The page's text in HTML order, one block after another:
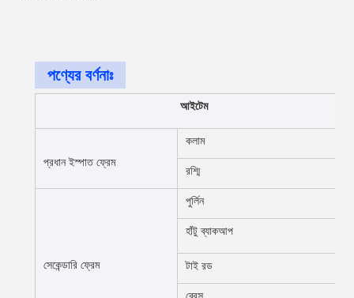
পণ্যের বর্ণনাঃ
আইটেম
প্রধান ইস্পাত ফ্রেম
কলাম
রশ্মি
সেকেন্ডারি ফ্রেম
পুর্লিন
হাঁটু ব্যাকআপ
টাই রড